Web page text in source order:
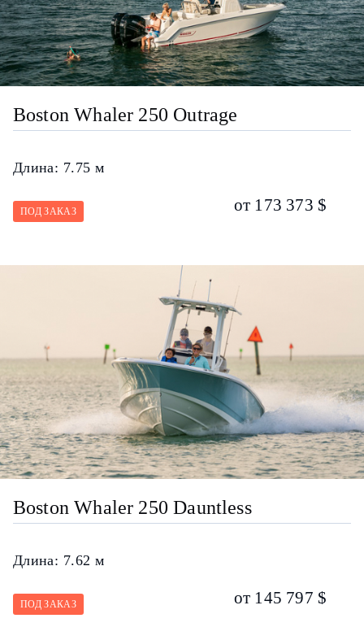
Boston Whaler 250 Outrage
Длина: 7.75 м
ПОД ЗАКАЗ от 173 373 $
Boston Whaler 250 Dauntless
Длина: 7.62 м
ПОД ЗАКАЗ от 145 797 $